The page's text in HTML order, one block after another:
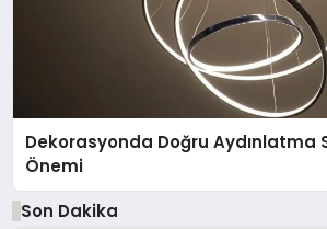
Dekorasyonda Doğru Aydınlatma
Önemi
Son Dakika